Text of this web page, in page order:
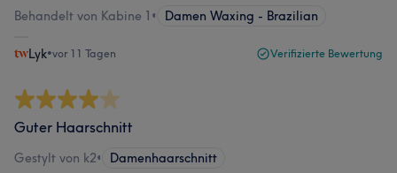
Behandelt von Kabine 1 • Damen Waxing - Brazilian
Lyk•vor 11 Tagen Verifizierte Bewertung
Guter Haarschnitt
Gestylt von k2• Damenhaarschnitt